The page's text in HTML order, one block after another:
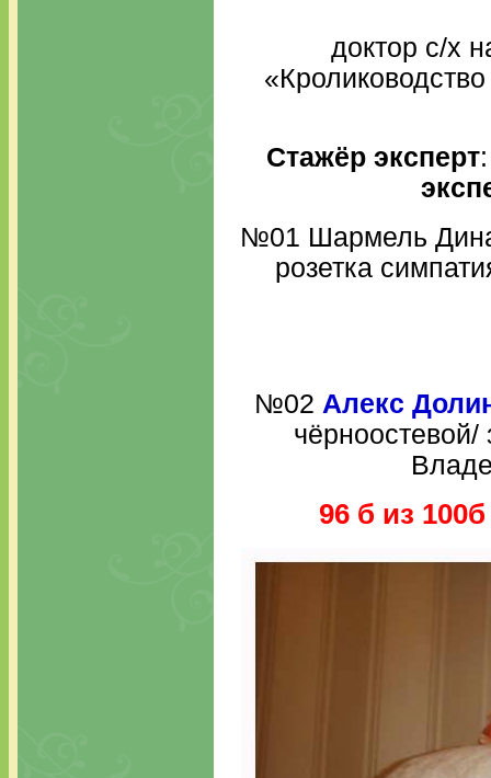
доктор с/х
Стажёр эксперт
№01 Шармель
розетка
№02 Алекс
96 б из